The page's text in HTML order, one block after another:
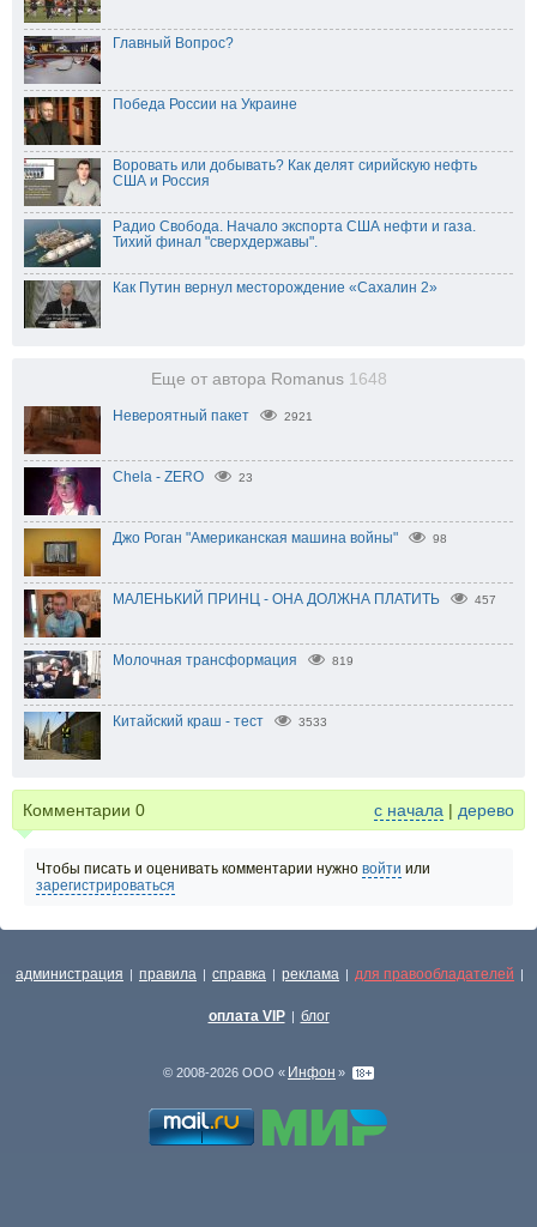
Главный Вопрос?
Победа России на Украине
Воровать или добывать? Как делят сирийскую нефть
США и Россия
Радио Свобода. Начало экспорта США нефти и газа.
Тихий финал "сверхдержавы".
Как Путин вернул месторождение «Сахалин 2»
Еще от автора Romanus 1648
Невероятный пакет 2921
Chela - ZERO 23
Джо Роган "Американская машина войны" 98
МАЛЕНЬКИЙ ПРИНЦ - ОНА ДОЛЖНА ПЛАТИТЬ 457
Молочная трансформация 819
Китайский краш - тест 3533
Комментарии 0 с начала | дерево
Чтобы писать и оценивать комментарии нужно войти или
зарегистрироваться
администрация | правила | справка | реклама | для правообладателей |
оплата VIP | блог
© 2008-2026 ООО « Инфон »